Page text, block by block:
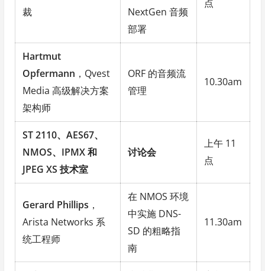
裁
NextGen 音频
部署
点
Hartmut
Opfermann ，Qvest
Media 高级解决方案
架构师
ORF 的音频流
管理
10.30am
ST 2110、AES67、
NMOS、IPMX 和
JPEG XS 技术室
讨论会
上午 11
点
Gerard Phillips ，
Arista Networks 系
统工程师
在 NMOS 环境
中实施 DNS-
SD 的粗略指
南
11.30am